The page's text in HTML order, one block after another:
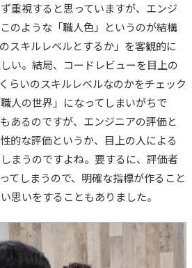
重視すると思っていますが、エンジ
のような「職人色」というのが結構
スキルレベルとするか」を客観的に
い。結局、コードレビューを目上の
らいのスキルレベルなのかをチェック
人の世界」になってしまいがちで
あるのですが、 エンジニアの評価と
的な評価というか、目上の人による
まうのですよね。要するに、評価者
てしまうので、明確な指標が作ること
思いをすることもありました。